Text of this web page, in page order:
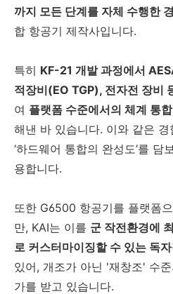
까지 모든 단계를 자체 수행한
합 항공기 제작사입니다.
특히 KF-21 개발 과정에서
적장비(EO TGP), 전자전 장비
여 플랫폼 수준에서의 체계 통
해낸 바 있습니다. 이와 같은
‘하드웨어 통합의 완성도’를
용합니다.
또한 G6500 항공기를 플랫폼
만, KAI는 이를 군 작전환경에
로 커스터마이징할 수 있는 독
있어, 개조가 아닌 '재창조' 수
가를 받고 있습니다.